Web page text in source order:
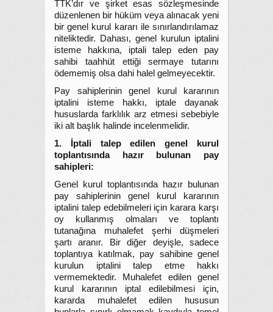
TTK’dır ve şirket esas sözleşmesinde
düzenlenen bir hüküm veya alınacak yeni
bir genel kurul kararı ile sınırlandırılamaz
niteliktedir. Dahası, genel kurulun iptalini
isteme hakkına, iptali talep eden pay
sahibi taahhüt ettiği sermaye tutarını
ödememiş olsa dahi halel gelmeyecektir.
Pay sahiplerinin genel kurul kararının
iptalini isteme hakkı, iptale dayanak
hususlarda farklılık arz etmesi sebebiyle
iki alt başlık halinde incelenmelidir.
1. İptali talep edilen genel kurul
toplantısında hazır bulunan pay
sahipleri:
Genel kurul toplantısında hazır bulunan
pay sahiplerinin genel kurul kararının
iptalini talep edebilmeleri için karara karşı
oy kullanmış olmaları ve toplantı
tutanağına muhalefet şerhi düşmeleri
şartı aranır. Bir diğer deyişle, sadece
toplantıya katılmak, pay sahibine genel
kurulun iptalini talep etme hakkı
vermemektedir. Muhalefet edilen genel
kurul kararının iptal edilebilmesi için,
kararda muhalefet edilen hususun